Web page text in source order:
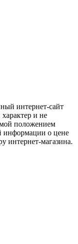
интернет-сайт
и не
положением
информации о цене
интернет-магазина.